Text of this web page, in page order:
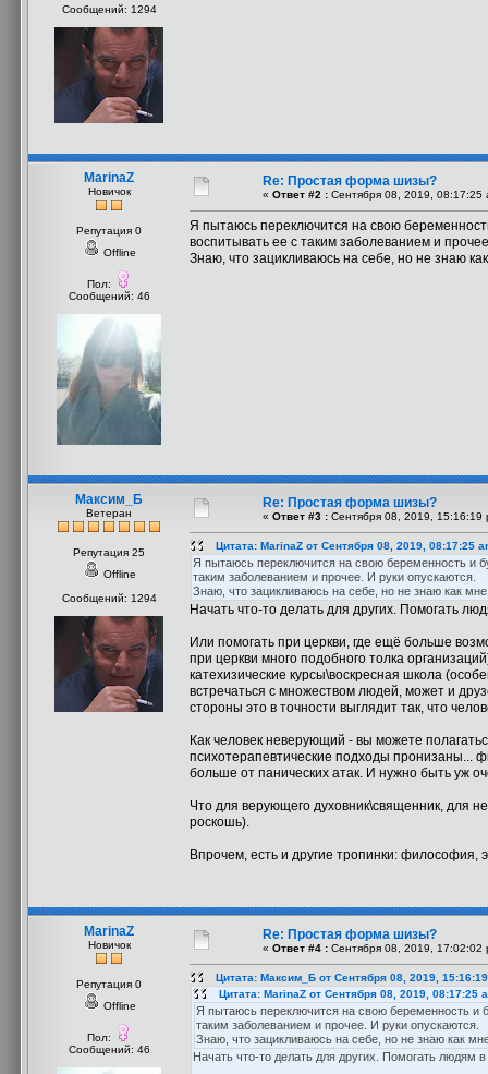
Сообщений: 1294
MarinaZ
Новичок
Репутация 0
Offline
Пол:
Сообщений: 46
Re: Простая форма шизы?
« Ответ #2 : Сентября 08, 2019, 08:17:25
Я пытаюсь переключится на свою
воспитывать ее с таким заболеванием и
Знаю, что зацикливаюсь на себе, но не знаю
Максим_Б
Ветеран
Репутация 25
Offline
Сообщений: 1294
Re: Простая форма шизы?
« Ответ #3 : Сентября 08, 2019, 15:16:19
Цитата: MarinaZ от Сентября 08, 2019, 08:17:25
Я пытаюсь переключится на свою беременность и
таким заболеванием и прочее. И руки опускаются.
Знаю, что зацикливаюсь на себе, но не знаю как мне
Начать что-то делать для других. Помогать
Или помогать при церкви, где ещё больше
при церкви много подобного толка
катехизические курсы\воскресная школа
встречаться с множеством людей, может и
стороны это в точности выглядит так, что
Как человек неверующий - вы можете
психотерапевтические подходы пронизаны...
больше от панических атак. И нужно быть уж
Что для верующего духовник\священник, для
роскошь).
Впрочем, есть и другие тропинки: философия,
MarinaZ
Новичок
Репутация 0
Offline
Пол:
Сообщений: 46
Re: Простая форма шизы?
« Ответ #4 : Сентября 08, 2019, 17:02:02
Цитата: Максим_Б от Сентября 08, 2019,
Цитата: MarinaZ от Сентября 08, 2019, 08:17:25
Я пытаюсь переключится на свою беременность и
таким заболеванием и прочее. И руки опускаются.
Знаю, что зацикливаюсь на себе, но не знаю как
Начать что-то делать для других. Помогать людям